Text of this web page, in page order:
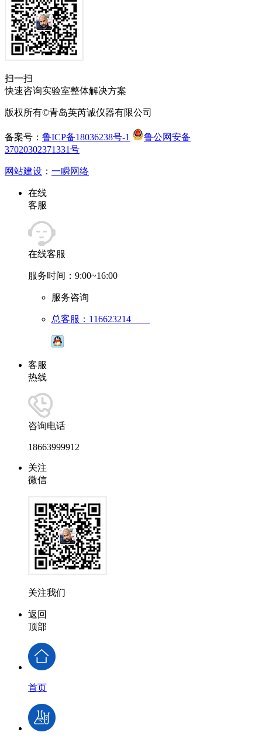
扫一扫
快速咨询实验室整体解决方案
版权所有©青岛英芮诚仪器有限公司
备案号： 鲁ICP备18036238号-1
鲁公网安备
37020302371331号
网站建设 ： 一瞬网络
在线
客服
在线客服
服务时间：9:00~16:00
服务咨询
总客服：116623214
客服
热线
咨询电话
18663999912
关注
微信
关注我们
返回
顶部
首页